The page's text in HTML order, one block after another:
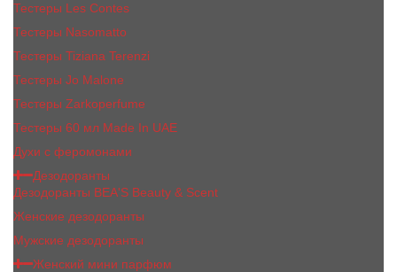
Тестеры Les Contes
Тестеры Nasomatto
Тестеры Tiziana Terenzi
Тестеры Jо Malоnе
Тестеры Zarkoperfume
Тестеры 60 мл Made In UAE
Духи с феромонами
Дезодоранты
Дезодоранты BEA'S Beauty & Scent
Женские дезодоранты
Мужские дезодоранты
Женский мини парфюм